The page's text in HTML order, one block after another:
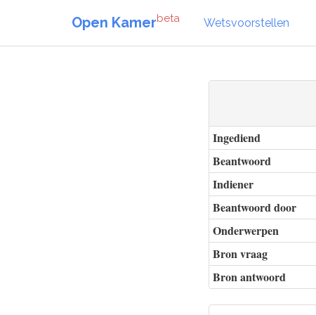
Open Kamerbeta Wetsvoorstellen
Ingediend
Beantwoord
Indiener
Beantwoord door
Onderwerpen
Bron vraag
Bron antwoord